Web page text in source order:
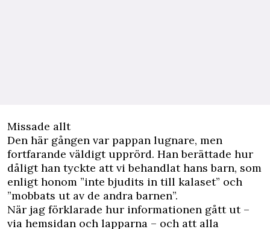
Missade allt
Den här gången var pappan lugnare, men
fortfarande väldigt upprörd. Han berättade hur
dåligt han tyckte att vi behandlat hans barn, som
enligt honom ”inte bjudits in till kalaset” och
”mobbats ut av de andra barnen”.
När jag förklarade hur informationen gått ut –
via hemsidan och lapparna – och att alla